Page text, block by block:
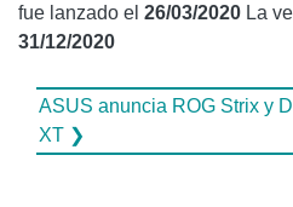
fue lanzado el 26/03/2020 La
31/12/2020
ASUS anuncia ROG Strix y
XT ❯